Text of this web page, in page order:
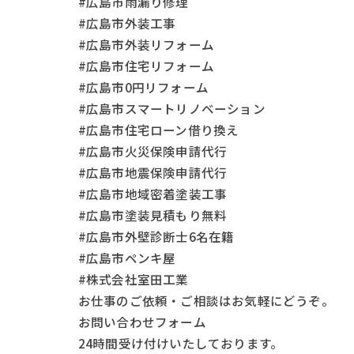
#広島市外装工事
#広島市外装リフォーム
#広島市住宅リフォーム
#広島市0円リフォーム
#広島市スマートリノベーション
#広島市住宅ローン借り換え
#広島市火災保険申請代行
#広島市地震保険申請代行
#広島市地域密着塗装工事
#広島市塗装見積もり無料
#広島市外壁診断士6名在籍
#広島市ペンキ屋
#株式会社室田工業
お仕事の ご依頼・ご相談はお気軽にどうぞ。
お問い合わせフォーム
24時間受け付けいたしております。